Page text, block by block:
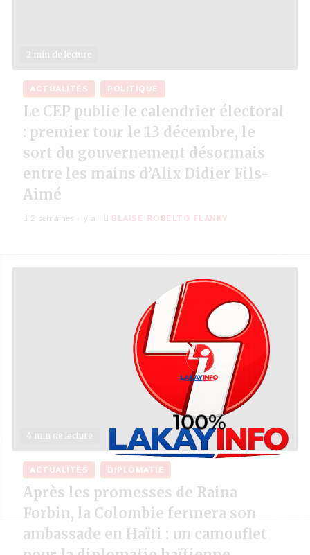
2 min de lecture
ACTUALITÉS POLITIQUE
Le CEP publie le calendrier électoral
: premier tour le 13 décembre, le
sort du gouvernement désormais
entre les mains d’Alix Didier Fils-
Aimé
2 semaines il y a BLAISE ROBELTO FLANKY
4 min de lecture
ACTUALITÉS DIPLOMATIE
Après les promesses de Raina
Forbin, la Colombie fermera son
ambassade en Haïti : un camouflet